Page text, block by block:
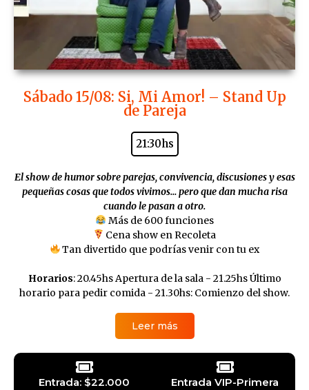
Sábado 15/08: Si, Mi Amor! – Stand Up
de Pareja
21:30hs
El show de humor sobre parejas, convivencia, discusiones y esas
pequeñas cosas que todos vivimos… pero que dan mucha risa
cuando le pasan a otro.
Más de 600 funciones
Cena show en Recoleta
Tan divertido que podrías venir con tu ex
Horarios: 20.45hs Apertura de la sala - 21.25hs Último
horario para pedir comida - 21.30hs: Comienzo del show.
Leer más
Entrada: $22.000
Entrada VIP-Primera